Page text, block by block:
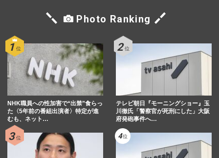
Photo Ranking
NHK職員への性加害で“出禁”食らっ
た〈5年前の番組出演者〉特定が進
むも、ネット…
テレビ朝日『モーニングショー』玉
川徹氏「警察官が死刑にした」大阪
府発砲事件へ…